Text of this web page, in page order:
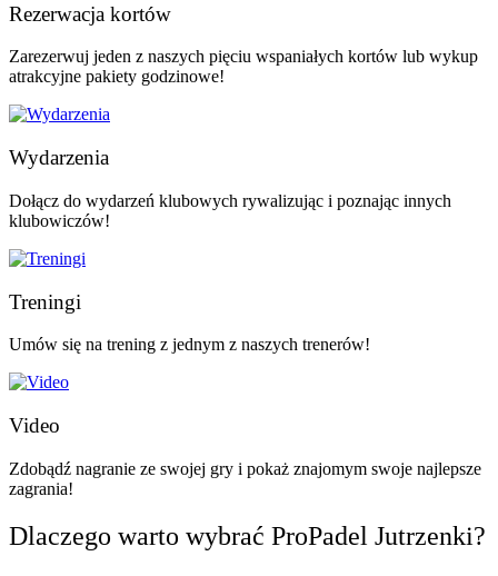
Rezerwacja kortów
Zarezerwuj jeden z naszych pięciu wspaniałych kortów lub wykup
atrakcyjne pakiety godzinowe!
Wydarzenia
Dołącz do wydarzeń klubowych rywalizując i poznając innych
klubowiczów!
Treningi
Umów się na trening z jednym z naszych trenerów!
Video
Zdobądź nagranie ze swojej gry i pokaż znajomym swoje najlepsze
zagrania!
Dlaczego warto wybrać ProPadel Jutrzenki?